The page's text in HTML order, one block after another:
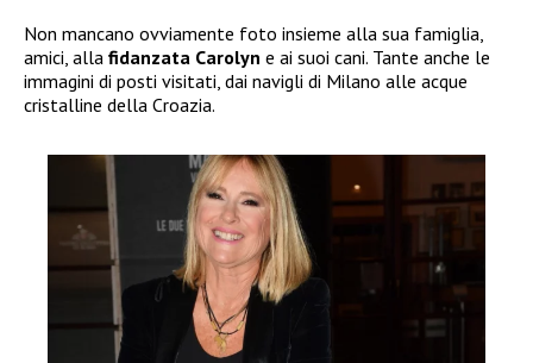
Non mancano ovviamente foto insieme alla sua famiglia,
amici, alla fidanzata Carolyn e ai suoi cani. Tante anche le
immagini di posti visitati, dai navigli di Milano alle acque
cristalline della Croazia.